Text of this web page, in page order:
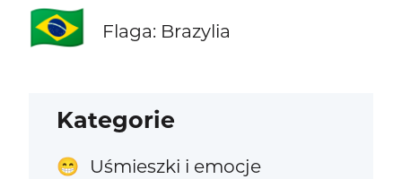
🇧🇷 Flaga: Brazylia
Kategorie
😁 Uśmieszki i emocje